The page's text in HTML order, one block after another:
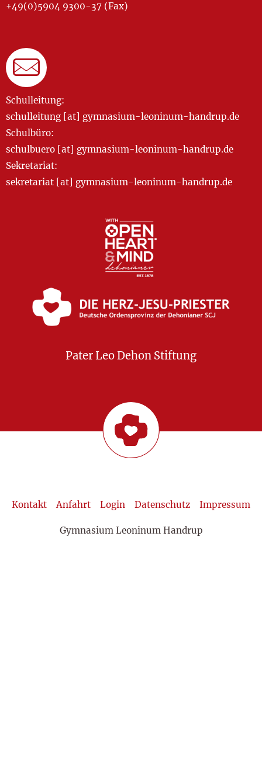
+49(0)5904 9300-37 (Fax)
Schulleitung:
schulleitung [at] gymnasium-leoninum-handrup.de
Schulbüro:
schulbuero [at] gymnasium-leoninum-handrup.de
Sekretariat:
sekretariat [at] gymnasium-leoninum-handrup.de
Pater Leo Dehon Stiftung
Kontakt Anfahrt Login Datenschutz Impressum
Gymnasium Leoninum Handrup